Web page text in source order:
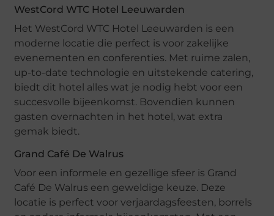
WestCord WTC Hotel Leeuwarden
Het WestCord WTC Hotel Leeuwarden is een
moderne locatie die perfect is voor zakelijke
evenementen en conferenties. Met ruime zalen,
up-to-date technologie en uitstekende catering,
biedt dit hotel alles wat je nodig hebt voor een
succesvolle bijeenkomst. Bovendien kunnen
gasten overnachten in het hotel, wat extra
gemak biedt.
Grand Café De Walrus
Voor een informele en gezellige sfeer is Grand
Café De Walrus een geweldige keuze. Deze
locatie is perfect voor verjaardagsfeesten, borrels